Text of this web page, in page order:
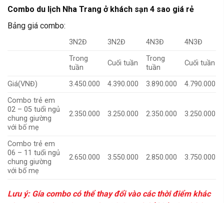
Combo du lịch Nha Trang ở khách sạn 4 sao giá rẻ
Bảng giá combo:
3N2Đ 3N2Đ 4N3Đ
4N3Đ
Trong
tuần
Cuối tuần
Trong
tuần
Cuối tuần
Giá(VNĐ) 3.450.000 4.390.000 3.890.000
4.790.000
Combo trẻ em
02 – 05 tuổi ngủ
chung giường
với bố mẹ
2.350.000 3.250.000 2.350.000 3.250.000
Combo trẻ em
06 – 11 tuổi ngủ
chung giường
với bố mẹ
2.650.000 3.550.000 2.850.000 3.750.000
Lưu ý: Gía combo có thể thay đổi vào các thời điểm khác